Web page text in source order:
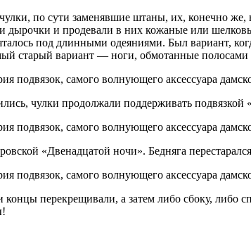
по сути заменявшие штаны, их, конечно
дырочки и продевали в них кожаные или
под длинными одеяниями. Был вариант,
старый вариант — ноги, обмотанные
чулки продолжали поддерживать подвязкой
«Двенадцатой ночи». Бедняга
перекрещивали, а затем либо сбоку,